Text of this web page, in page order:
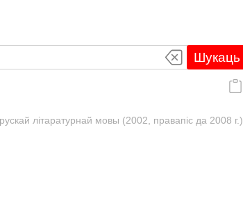
Шукаць
літаратурнай мовы (2002, правапіс да 2008 г.)